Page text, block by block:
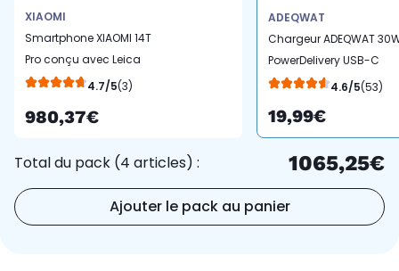
XIAOMI
Smartphone XIAOMI 14T
Pro conçu avec Leica
Bleu 512Go 4.7/5(3)
980,37€
ADEQWAT
Chargeur ADEQWAT
PowerDelivery USB-C
Noir
4.6/5(53)
19,99€
Total du pack (4 articles) : 1065,25€
Ajouter le pack au panier